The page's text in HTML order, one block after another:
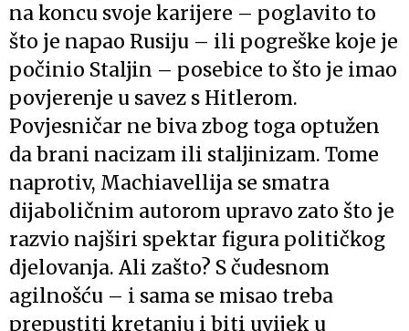
na koncu svoje karijere – poglavito to
što je napao Rusiju – ili pogreške koje je
počinio Staljin – posebice to što je imao
povjerenje u savez s Hitlerom.
Povjesničar ne biva zbog toga optužen
da brani nacizam ili staljinizam. Tome
naprotiv, Machiavellija se smatra
dijaboličnim autorom upravo zato što je
razvio najširi spektar figura političkog
djelovanja. Ali zašto? S čudesnom
agilnošću – i sama se misao treba
prepustiti kretanju i biti uvijek u